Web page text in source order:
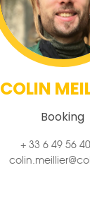
COLIN
Booking
+ 33 6 49 56